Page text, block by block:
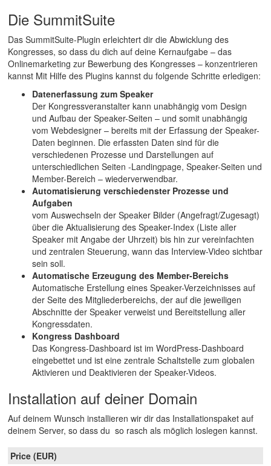
Die SummitSuite
Das SummitSuite-Plugin erleichtert dir die Abwicklung des
Kongresses, so dass du dich auf deine Kernaufgabe – das
Onlinemarketing zur Bewerbung des Kongresses – konzentrieren
kannst Mit Hilfe des Plugins kannst du folgende Schritte erledigen:
Datenerfassung zum Speaker
Der Kongressveranstalter kann unabhängig vom Design
und Aufbau der Speaker-Seiten – und somit unabhängig
vom Webdesigner – bereits mit der Erfassung der Speaker-
Daten beginnen. Die erfassten Daten sind für die
verschiedenen Prozesse und Darstellungen auf
unterschiedlichen Seiten -Landingpage, Speaker-Seiten und
Member-Bereich – wiederverwendbar.
Automatisierung verschiedenster Prozesse und
Aufgaben
vom Auswechseln der Speaker Bilder (Angefragt/Zugesagt)
über die Aktualisierung des Speaker-Index (Liste aller
Speaker mit Angabe der Uhrzeit) bis hin zur vereinfachten
und zentralen Steuerung, wann das Interview-Video sichtbar
sein soll.
Automatische Erzeugung des Member-Bereichs
Automatische Erstellung eines Speaker-Verzeichnisses auf
der Seite des Mitgliederbereichs, der auf die jeweiligen
Abschnitte der Speaker verweist und Bereitstellung aller
Kongressdaten.
Kongress Dashboard
Das Kongress-Dashboard ist im WordPress-Dashboard
eingebettet und ist eine zentrale Schaltstelle zum globalen
Aktivieren und Deaktivieren der Speaker-Videos.
Installation auf deiner Domain
Auf deinem Wunsch installieren wir dir das Installationspaket auf
deinem Server, so dass du so rasch als möglich loslegen kannst.